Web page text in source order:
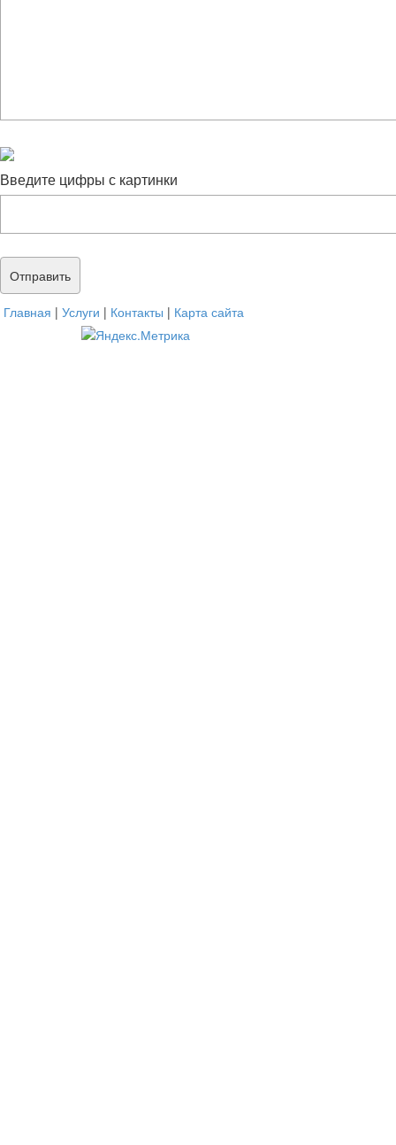
Введите цифры с картинки
Главная | Услуги | Контакты | Карта сайта